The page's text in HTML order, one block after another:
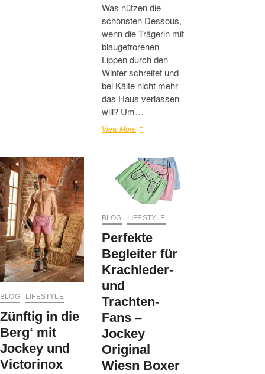
Was nützen die
schönsten Dessous,
wenn die Trägerin mit
blaugefrorenen
Lippen durch den
Winter schreitet und
bei Kälte nicht mehr
das Haus verlassen
will? Um…
View MoreKalt?
Passendes
Darunter
für
Sie
von
bruno
banani
BLOG LIFESTYLE
Zünftig in die
Berg‘ mit
Jockey und
Victorinox
BLOG LIFESTYLE
Perfekte
Begleiter für
Krachleder-
und
Trachten-
Fans –
Jockey
Original
Wiesn Boxer